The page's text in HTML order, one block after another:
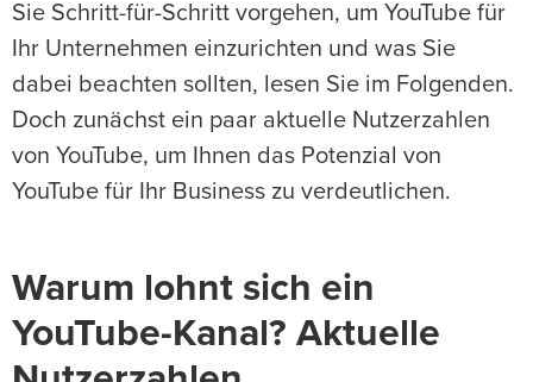
Sie Schritt-für-Schritt vorgehen, um YouTube für
Ihr Unternehmen einzurichten und was Sie
dabei beachten sollten, lesen Sie im Folgenden.
Doch zunächst ein paar aktuelle Nutzerzahlen
von YouTube, um Ihnen das Potenzial von
YouTube für Ihr Business zu verdeutlichen.
Warum lohnt sich ein
YouTube-Kanal? Aktuelle